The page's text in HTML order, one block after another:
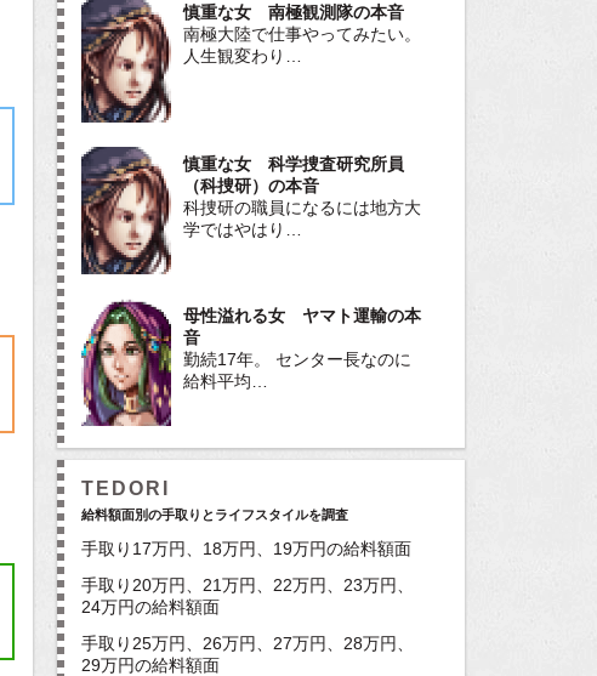
慎重な女 南極観測隊の本音
南極大陸で仕事やってみたい。
人生観変わり…
慎重な女 科学捜査研究所員
（科捜研）の本音
科捜研の職員になるには地方大
学ではやはり…
母性溢れる女 ヤマト運輸の本
音
勤続17年。 センター長なのに
給料平均…
TEDORI
給料額面別の手取りとライフスタイルを調査
手取り17万円、18万円、19万円の給料額面
手取り20万円、21万円、22万円、23万円、
24万円の給料額面
手取り25万円、26万円、27万円、28万円、
29万円の給料額面